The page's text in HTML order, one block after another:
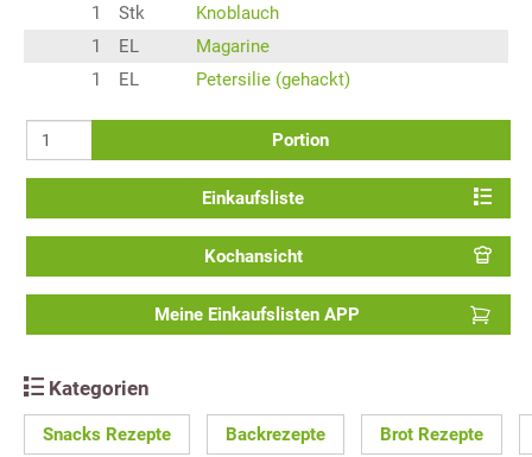
1
Stk
Knoblauch
1
EL
Magarine
1
EL Petersilie (gehackt)
Portion
Einkaufsliste
Kochansicht
Meine Einkaufslisten APP
Kategorien
Snacks Rezepte Backrezepte Brot Rezepte